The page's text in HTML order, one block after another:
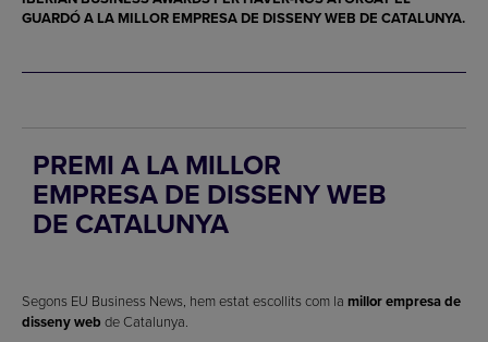
GUARDÓ A LA MILLOR EMPRESA DE DISSENY WEB DE CATALUNYA.
PREMI A LA MILLOR
EMPRESA DE DISSENY WEB
DE CATALUNYA
Segons EU Business News, hem estat escollits com la millor empresa de
disseny web de Catalunya.